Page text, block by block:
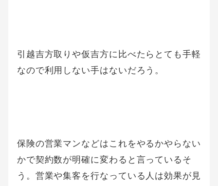
引越吉方取りや仮吉方に比べたらとても手軽
なので利用しない手はないだろう。
保険の営業マンなどはこれをやるかやらない
かで契約数が明確に変わると言っているそ
う。営業や集客を行なっている人は効果が見